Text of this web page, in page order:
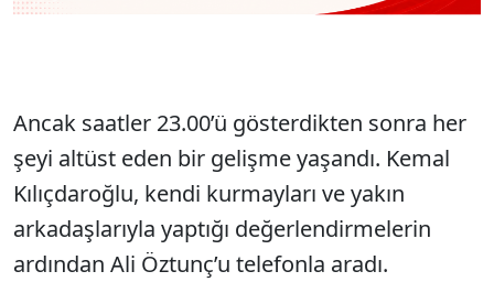
Ancak saatler 23.00’ü gösterdikten sonra her
şeyi altüst eden bir gelişme yaşandı. Kemal
Kılıçdaroğlu, kendi kurmayları ve yakın
arkadaşlarıyla yaptığı değerlendirmelerin
ardından Ali Öztunç’u telefonla aradı.